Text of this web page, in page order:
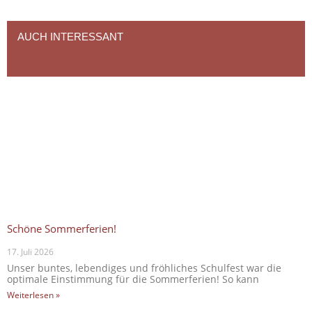
AUCH INTERESSANT
Schöne Sommerferien!
17. Juli 2026
Unser buntes, lebendiges und fröhliches Schulfest war die
optimale Einstimmung für die Sommerferien! So kann
Weiterlesen »